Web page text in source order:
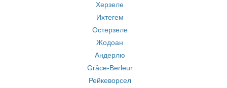
Херзеле
Ихтегем
Остерзеле
Жодоан
Андерлю
Grâce-Berleur
Рейкеворсел